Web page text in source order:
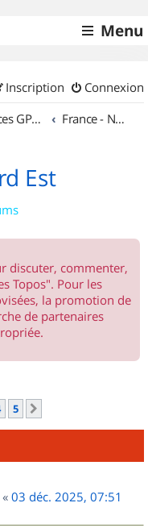
Menu
Connexion
Inscription
Traces GPS de randos VTT France - Nord Est
Est
discuter, commenter,
Topos". Pour les
la promotion de
de partenaires
5
« 03 déc. 2025, 07:51